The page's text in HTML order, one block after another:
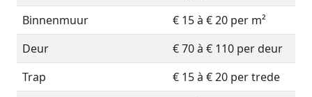
Binnenmuur
€ 15 à € 20 per m²
Deur
€ 70 à € 110 per deur
Trap
€ 15 à € 20 per trede